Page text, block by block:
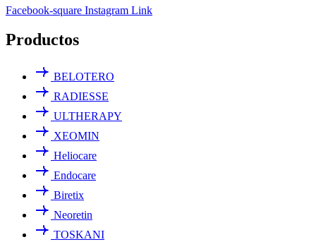
Facebook-square Instagram Link
Productos
BELOTERO
RADIESSE
ULTHERAPY
XEOMIN
Heliocare
Endocare
Biretix
Neoretin
TOSKANI